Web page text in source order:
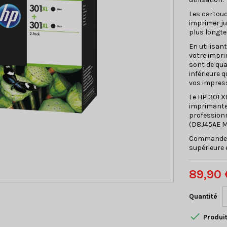
Les
imprimer
plus
En
votre
sont de
inférieure
vos
Le HP 301
(D8J45AE
supérieure
89,90
Quantité
